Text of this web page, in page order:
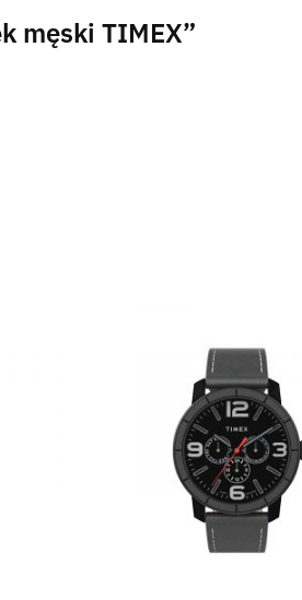
męski TIMEX”